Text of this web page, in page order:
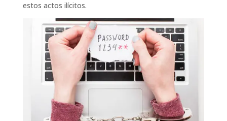
estos actos ilícitos.